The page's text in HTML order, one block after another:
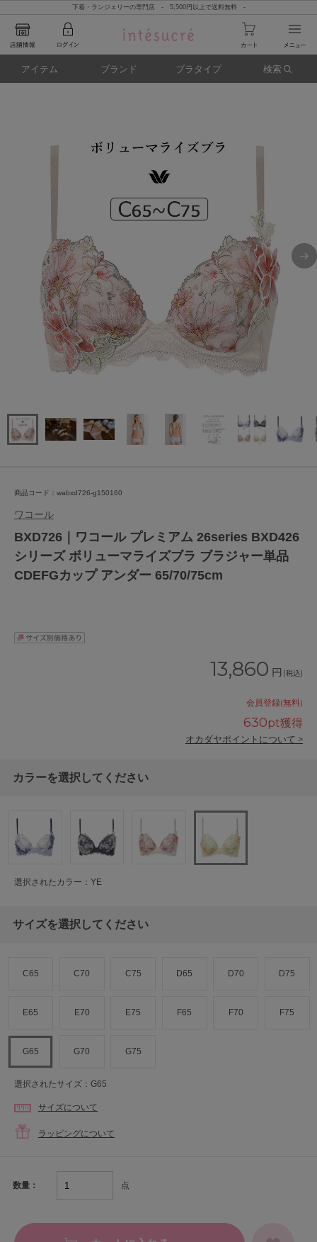
下着・ランジェリーの専門店 - 5,500円以上で送料無料 -
アイテム ブランド ブラタイプ 検索
商品コード：wabxd726-g150160
ワコール
BXD726｜ワコール プレミアム 26series BXD426
シリーズ ボリューマライズブラ ブラジャー単品
CDEFGカップ アンダー 65/70/75cm
13,860 円 (税込)
会員登録(無料)
630pt獲得
オカダヤポイントについて >
カラーを選択してください
選択されたカラー：YE
サイズを選択してください
C65 C70 C75 D65 D70 D75
E65 E70 E75 F65 F70 F75
G65 G70 G75
選択されたサイズ：G65
サイズについて
ラッピングについて
数量： 点